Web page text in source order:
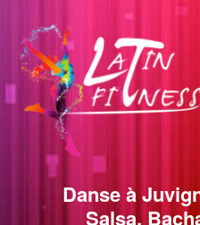
Danse à
Salsa,